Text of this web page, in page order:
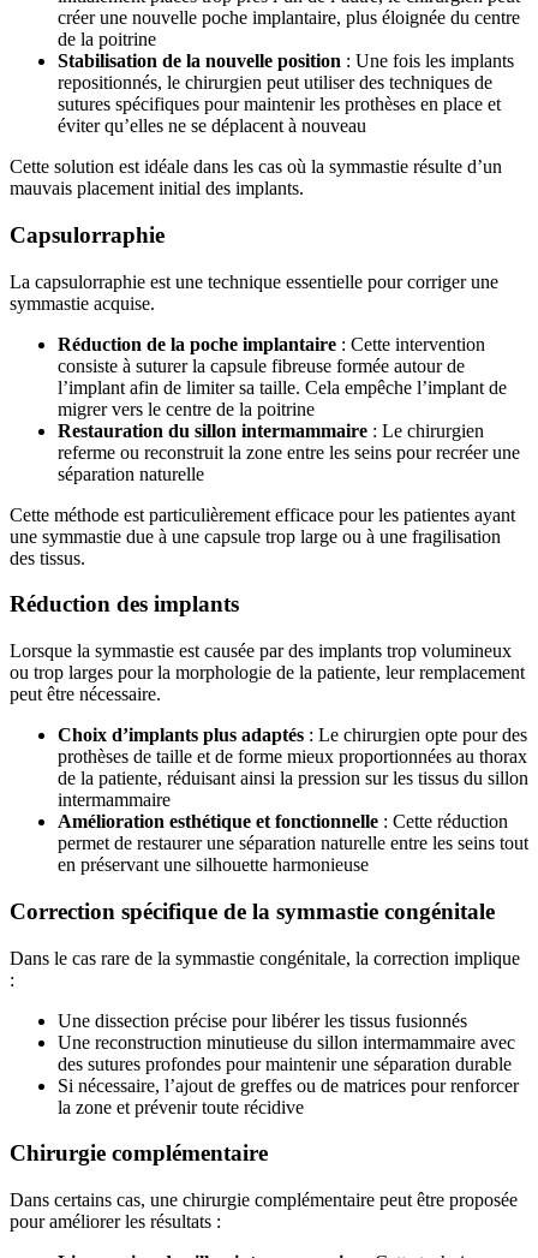
créer une nouvelle poche implantaire, plus éloignée du centre
de la poitrine
Stabilisation de la nouvelle position : Une fois les implants
repositionnés, le chirurgien peut utiliser des techniques de
sutures spécifiques pour maintenir les prothèses en place et
éviter qu’elles ne se déplacent à nouveau
Cette solution est idéale dans les cas où la symmastie résulte d’un
mauvais placement initial des implants.
Capsulorraphie
La capsulorraphie est une technique essentielle pour corriger une
symmastie acquise.
Réduction de la poche implantaire : Cette intervention
consiste à suturer la capsule fibreuse formée autour de
l’implant afin de limiter sa taille. Cela empêche l’implant de
migrer vers le centre de la poitrine
Restauration du sillon intermammaire : Le chirurgien
referme ou reconstruit la zone entre les seins pour recréer une
séparation naturelle
Cette méthode est particulièrement efficace pour les patientes ayant
une symmastie due à une capsule trop large ou à une fragilisation
des tissus.
Réduction des implants
Lorsque la symmastie est causée par des implants trop volumineux
ou trop larges pour la morphologie de la patiente, leur remplacement
peut être nécessaire.
Choix d’implants plus adaptés : Le chirurgien opte pour des
prothèses de taille et de forme mieux proportionnées au thorax
de la patiente, réduisant ainsi la pression sur les tissus du sillon
intermammaire
Amélioration esthétique et fonctionnelle : Cette réduction
permet de restaurer une séparation naturelle entre les seins tout
en préservant une silhouette harmonieuse
Correction spécifique de la symmastie congénitale
Dans le cas rare de la symmastie congénitale, la correction implique
:
Une dissection précise pour libérer les tissus fusionnés
Une reconstruction minutieuse du sillon intermammaire avec
des sutures profondes pour maintenir une séparation durable
Si nécessaire, l’ajout de greffes ou de matrices pour renforcer
la zone et prévenir toute récidive
Chirurgie complémentaire
Dans certains cas, une chirurgie complémentaire peut être proposée
pour améliorer les résultats :